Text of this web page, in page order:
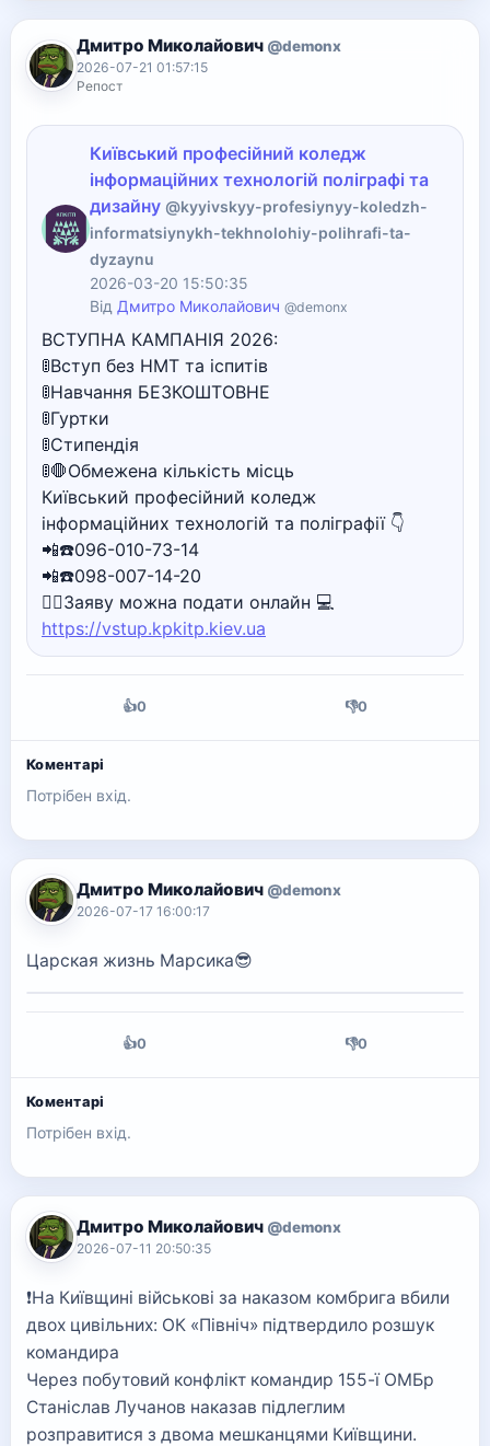
Дмитро Миколайович @demonx
2026-07-21 01:57:15
Репост
Київський професійний коледж
інформаційних технологій поліграфі та
дизайну @kyyivskyy-profesiynyy-koledzh-
informatsiynykh-tekhnolohiy-polihrafi-ta-
dyzaynu
2026-03-20 15:50:35
Від Дмитро Миколайович @demonx
ВСТУПНА КАМПАНІЯ 2026:
🚦Вступ без НМТ та іспитів
🚦Навчання БЕЗКОШТОВНЕ
🚦Гуртки
🚦Стипендія
🚦🛑Обмежена кількість місць
Київський професійний коледж
інформаційних технологій та поліграфії 👇
📲☎️096-010-73-14
📲☎️098-007-14-20
🙋‍♀️Заяву можна подати онлайн 💻
https://vstup.kpkitp.kiev.ua
👍0 👎0
Коментарі
Потрібен вхід.
Дмитро Миколайович @demonx
2026-07-17 16:00:17
Царская жизнь Марсика😎
👍0 👎0
Коментарі
Потрібен вхід.
Дмитро Миколайович @demonx
2026-07-11 20:50:35
❗️На Київщині військові за наказом комбрига вбили
двох цивільних: ОК «Північ» підтвердило розшук
командира
Через побутовий конфлікт командир 155-ї ОМБр
Станіслав Лучанов наказав підлеглим
розправитися з двома мешканцями Київщини.